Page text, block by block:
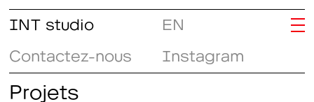
INT studio
Contactez-nous
Instagram
EN
Projets